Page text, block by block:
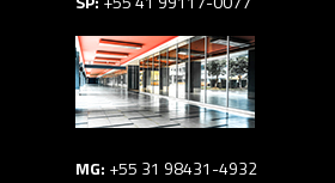
MG: +55 31 98431-4932